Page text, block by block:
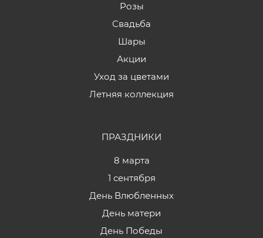
Розы
Свадьба
Шары
Акции
Уход за цветами
Летняя коллекция
ПРАЗДНИКИ
8 марта
1 сентября
День Влюбленных
День матери
День Победы